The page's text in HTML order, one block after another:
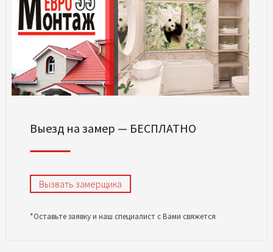
Выезд на замер — БЕСПЛАТНО
Вызвать замерщика
*Оставьте заявку и наш специалист с Вами свяжется